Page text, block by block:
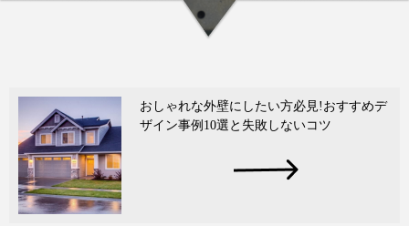
おしゃれな外壁にしたい方必見!おすすめデ
ザイン事例10選と失敗しないコツ